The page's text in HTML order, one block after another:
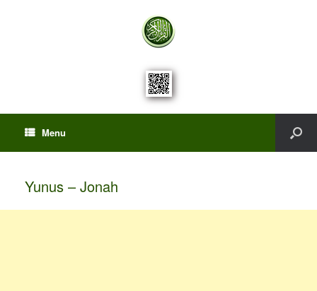
Menu
Yunus – Jonah